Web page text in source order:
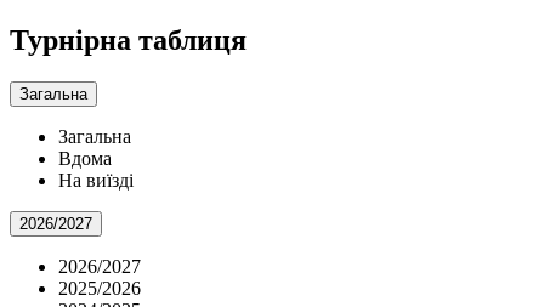
Турнірна таблиця
Загальна
Загальна
Вдома
На виїзді
2026/2027
2026/2027
2025/2026